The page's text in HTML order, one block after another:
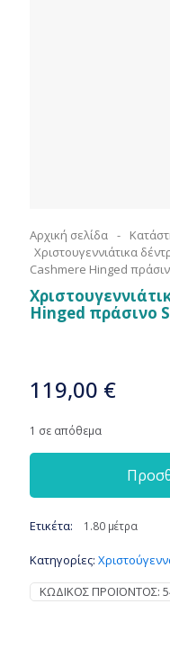
Αρχική σελίδα -
Χριστουγεννιάτικα
Cashmere Hinged
Hinged πράσινο
119,00 €
1 σε απόθεμα
Ετικέτα: 1.80 μέτρα
Κατηγορίες:
ΚΩΔΙΚΌΣ ΠΡΟΪΌΝΤΟΣ: